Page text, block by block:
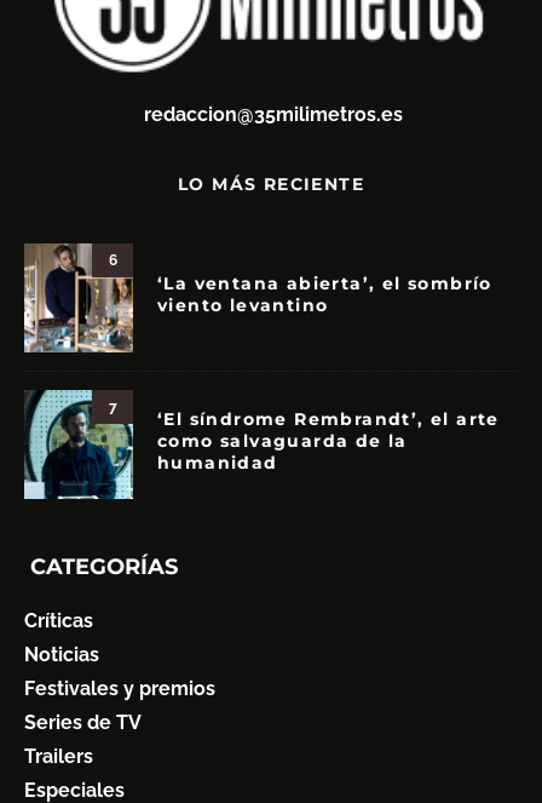
redaccion@35milimetros.es
LO MÁS RECIENTE
6
‘La ventana abierta’, el sombrío
viento levantino
7
‘El síndrome Rembrandt’, el arte
como salvaguarda de la
humanidad
CATEGORÍAS
Críticas
Noticias
Festivales y premios
Series de TV
Trailers
Especiales